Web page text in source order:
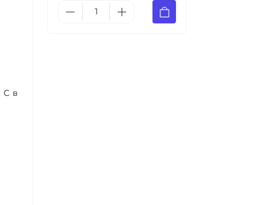
C в